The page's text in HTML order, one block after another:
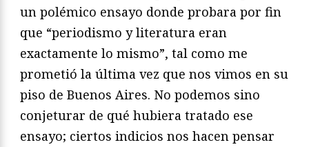
un polémico ensayo donde probara por fin
que “periodismo y literatura eran
exactamente lo mismo”, tal como me
prometió la última vez que nos vimos en su
piso de Buenos Aires. No podemos sino
conjeturar de qué hubiera tratado ese
ensayo; ciertos indicios nos hacen pensar